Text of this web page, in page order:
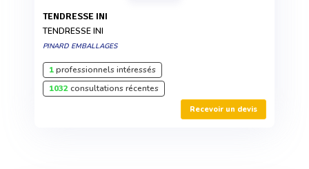
TENDRESSE INI
TENDRESSE INI
PINARD EMBALLAGES
1professionnels intéressés
1032consultations récentes
Recevoir un devis